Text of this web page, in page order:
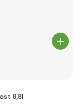
8,8l